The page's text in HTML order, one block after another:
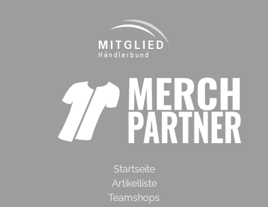
Startseite
Artikelliste
Teamshops